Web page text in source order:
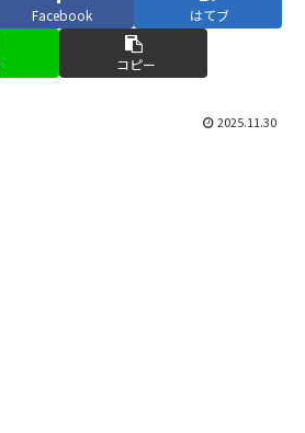
Facebook はてブ
コピー
2025.11.30